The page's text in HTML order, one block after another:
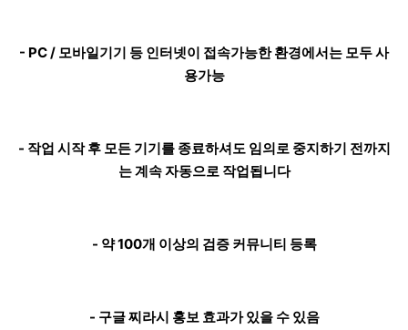
- PC / 모바일기기 등 인터넷이 접속가능한 환경에서는 모두 사
용가능
- 작업 시작 후 모든 기기를 종료하셔도 임의로 중지하기 전까지
는 계속 자동으로 작업됩니다
- 약 100개 이상의 검증 커뮤니티 등록
- 구글 찌라시 홍보 효과가 있을 수 있음